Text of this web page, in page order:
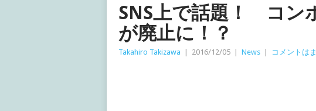
SNS上で話題！ コン
が廃止に！？
Takahiro Takizawa 2016/12/05 News コメントは